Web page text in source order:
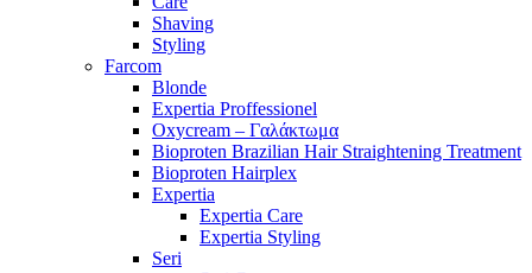
Shaving
Styling
Farcom
Blonde
Expertia Proffessionel
Oxycream – Γαλάκτωμα
Bioproten Brazilian Hair Straightening Treatment
Bioproten Hairplex
Expertia
Expertia Care
Expertia Styling
Seri